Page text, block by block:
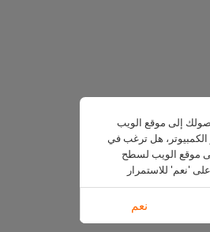
إلى موقع الويب
هل ترغب في
موقع الويب لسطح
'نعم' للاستمرار
نعم